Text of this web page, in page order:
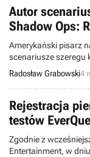
Autor
Shadow Ops:
Amerykański pisarz
scenariusze szeregu
rzeczonych
Looney Tunes: Back
the General Lee i
wymienionych
Microsoft Xbox) w
wiarygodność może
Radosław Grabowski4
Rejestracja
testów
Zgodnie z
Entertainment, w